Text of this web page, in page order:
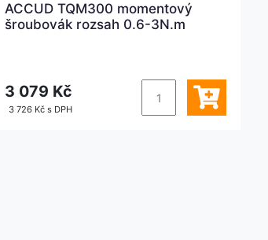
ACCUD TQM300 momentový
šroubovák rozsah 0.6-3N.m
3 079 Kč
3 726 Kč s DPH